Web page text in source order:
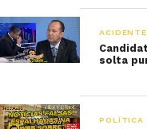
solta
POLÍTICA